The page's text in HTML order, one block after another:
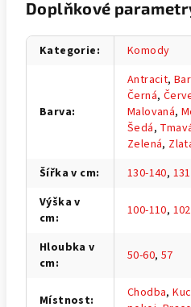
Doplňkové
Kategorie: Komody
Barva:
Antracit,
Černá,
Malovaná,
Šedá,
Zelená,
Šířka v cm: 130-140, 131
Výška v
cm: 100-110, 102
Hloubka v
cm: 50-60, 57
Místnost: Chodba,